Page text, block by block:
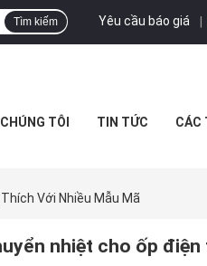
Yêu cầu báo giá |
Tìm kiếm
TÔI TIN TỨC CÁC
Với Nhiều Mẫu Mã
nhiệt cho ốp